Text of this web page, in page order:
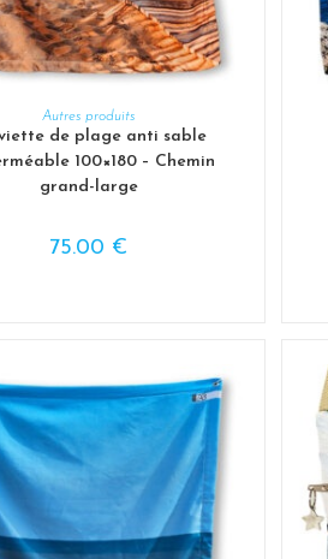
AJOUTER AU PANIER
Autres produits
de plage anti sable
100×180 – Chemin
grand-large
75.00 €